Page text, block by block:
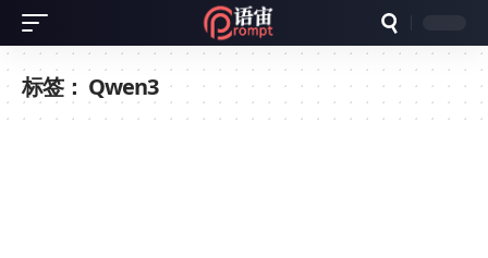
标签： Qwen3